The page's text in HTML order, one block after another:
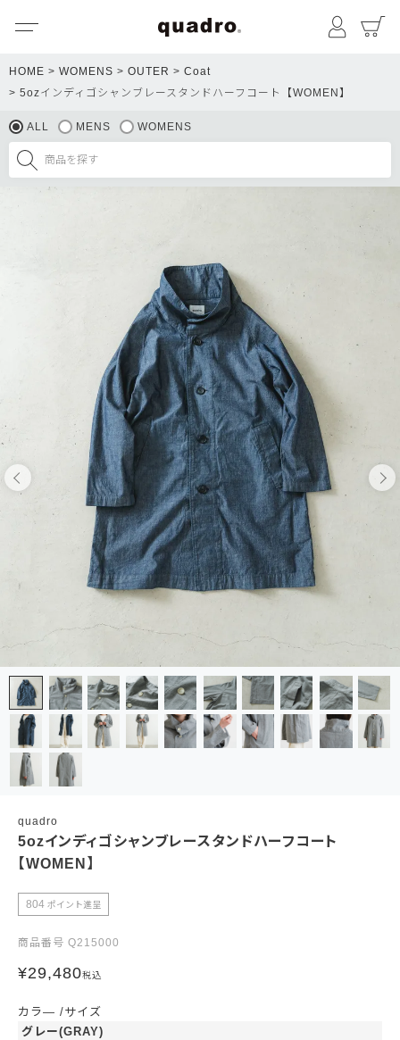
マイペ
HOME WOMENS OUTER
Coat
5ozインディゴシャンブレースタンドハーフコート【WOMEN】
ALL MENS WOMENS
quadro
5ozインディゴシャンブレースタンドハーフコート
【WOMEN】
804 ポイント進呈
商品番号 Q215000
¥29,480税込
カラ―
サイズ
グレー(GRAY)